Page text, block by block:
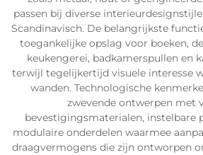
passen bij diverse
Scandinavisch. De belangrijkste
toegankelijke opslag voor boeken,
keukengerei, badkamerspullen en
terwijl tegelijkertijd visuele interesse
wanden. Technologische
zwevende ontwerpen met
bevestigingsmaterialen, instelbare
modulaire onderdelen waarmee
draagvermogens die zijn ontworpen